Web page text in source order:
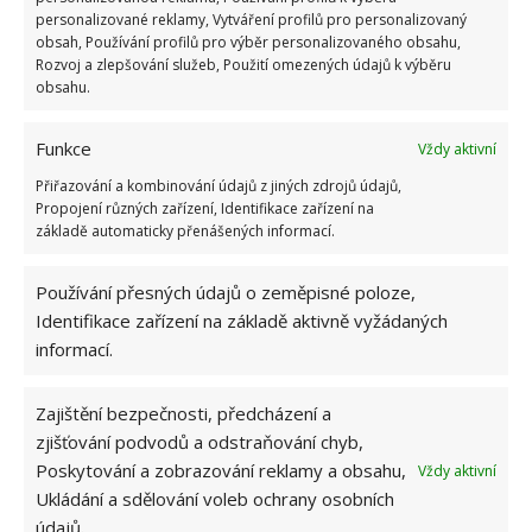
personalizované reklamy, Vytváření profilů pro personalizovaný
obsah, Používání profilů pro výběr personalizovaného obsahu,
Rozvoj a zlepšování služeb, Použití omezených údajů k výběru
obsahu.
Funkce
Vždy aktivní
Přiřazování a kombinování údajů z jiných zdrojů údajů,
Propojení různých zařízení, Identifikace zařízení na
základě automaticky přenášených informací.
Používání přesných údajů o zeměpisné poloze,
Identifikace zařízení na základě aktivně vyžádaných
informací.
Zajištění bezpečnosti, předcházení a
zjišťování podvodů a odstraňování chyb,
Poskytování a zobrazování reklamy a obsahu,
Ukládání a sdělování voleb ochrany osobních
údajů.
Vždy aktivní
nebude nepříjemně zapáchat.
Zdroj:TheSpruce